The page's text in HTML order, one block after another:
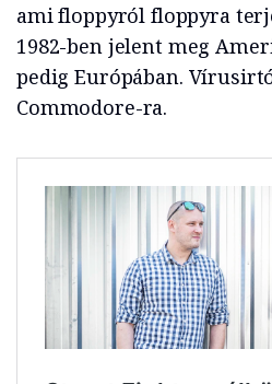
ami floppyról floppyra
1982-ben jelent meg
pedig Európában.
Commodore-ra.